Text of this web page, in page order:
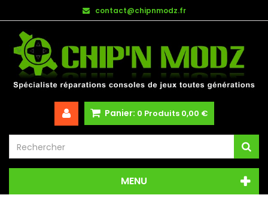
contact@chipnmodz.fr
Panier: 0 Produits 0,00 €
MENU